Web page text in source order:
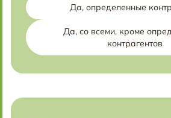
Да, определенные
Да, со всеми, кроме
контрагентов